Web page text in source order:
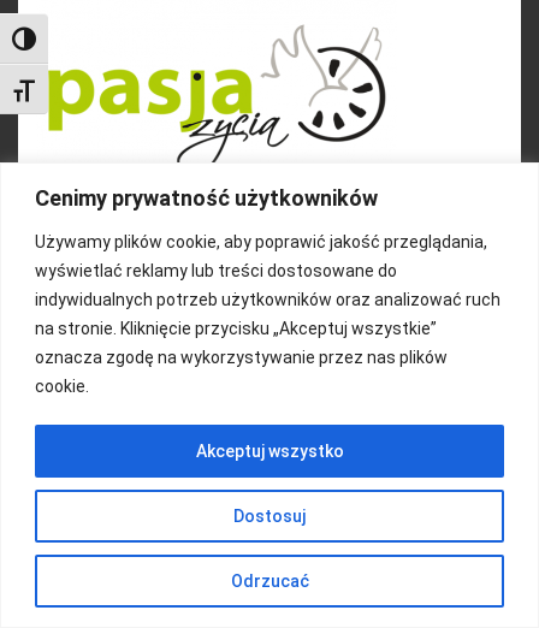
Cenimy prywatność użytkowników
Używamy plików cookie, aby poprawić jakość przeglądania,
wyświetlać reklamy lub treści dostosowane do
indywidualnych potrzeb użytkowników oraz analizować ruch
na stronie. Kliknięcie przycisku „Akceptuj wszystkie”
oznacza zgodę na wykorzystywanie przez nas plików
cookie.
Dostosuj
Odrzucać
Akceptuj wszystko
Toggle High Contrast
Toggle Font size
FUNDACJA KOLOROWO